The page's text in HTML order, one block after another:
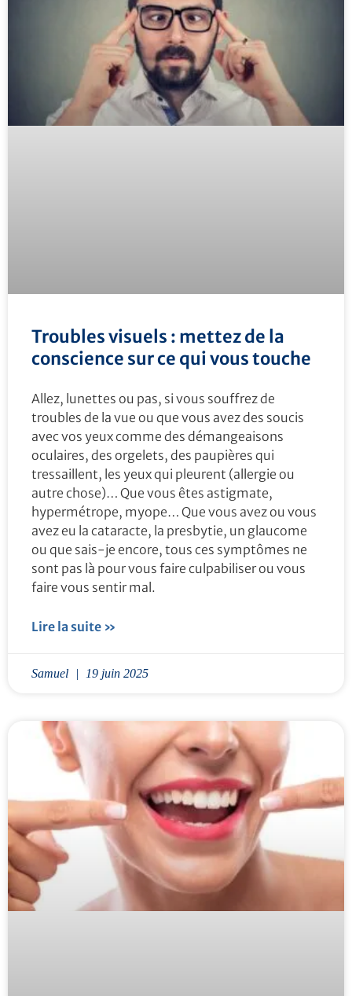
Troubles visuels : mettez de la
conscience sur ce qui vous touche
Allez, lunettes ou pas, si vous souffrez de
troubles de la vue ou que vous avez des soucis
avec vos yeux comme des démangeaisons
oculaires, des orgelets, des paupières qui
tressaillent, les yeux qui pleurent (allergie ou
autre chose)… Que vous êtes astigmate,
hypermétrope, myope… Que vous avez ou vous
avez eu la cataracte, la presbytie, un glaucome
ou que sais-je encore, tous ces symptômes ne
sont pas là pour vous faire culpabiliser ou vous
faire vous sentir mal.
Lire la suite »
Samuel 19 juin 2025